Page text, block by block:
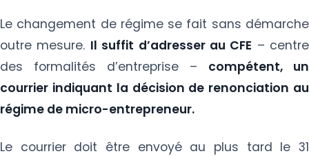
Le changement de régime se fait sans démarche
outre mesure. Il suffit d’adresser au CFE – centre
des formalités d’entreprise – compétent, un
courrier indiquant la décision de renonciation au
régime de micro-entrepreneur.
Le courrier doit être envoyé au plus tard le 31